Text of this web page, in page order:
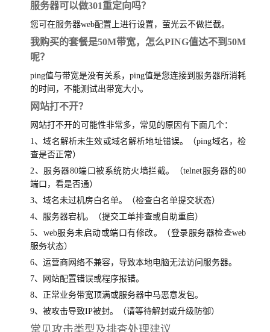
服务器可以做301重定向吗？
您可在服务器web配置上进行设置，萤光云不做拦截。
我购买的套餐是50M带宽，怎么PING值达不到50M
呢？
ping值与带宽是没有关系，ping值是您连接到服务器所消耗
的时间，不能测试出带宽大小。
网站打不开？
网站打不开的可能性非常多，常见的原因有下面几个：
1、域名解析未生效或域名解析地址错误。（ping域名，检
查是否正常）
2、服务器80端口被系统防火墙拦截。（telnet服务器的80
端口，看是否通）
3、域名未过机房白名单。（检查白名单提交状态）
4、服务器宕机。（提交工单排查或自助重启）
5、web服务未启动或端口有修改。（登录服务器检查web
服务状态）
6、运营商网络不兼容，导致本地电脑无法访问服务器。
7、网站配置错误或程序报错。
8、正常业务带宽顶满或服务器中马恶意发包。
9、被攻击导致IP被封。（请等待解封或升级防御）
常见攻击类型及排查处理建议